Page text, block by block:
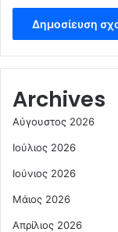
Archives
Αύγουστος 2026
Ιούλιος 2026
Ιούνιος 2026
Μάιος 2026
Απρίλιος 2026